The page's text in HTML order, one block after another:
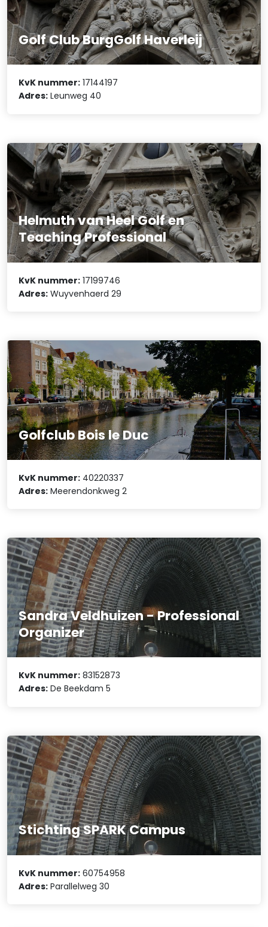
Golf Club BurgGolf Haverleij
KvK nummer: 17144197
Adres: Leunweg 40
Helmuth van Heel Golf en
Teaching Professional
KvK nummer: 17199746
Adres: Wuyvenhaerd 29
Golfclub Bois le Duc
KvK nummer: 40220337
Adres: Meerendonkweg 2
Sandra Veldhuizen - Professional
Organizer
KvK nummer: 83152873
Adres: De Beekdam 5
Stichting SPARK Campus
KvK nummer: 60754958
Adres: Parallelweg 30